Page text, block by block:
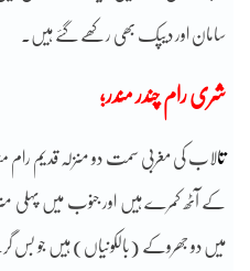
سامان اور دیپک بھی رکھے گئے ہیں۔
شری رام چندر مندر؛
تالاب کی مغربی سمت دو منزلہ قدیم رام
کے آٹھ کمرے ہیں اور جنوب میں پہلی
میں دو جھروکے (بالکونیاں) ہیں جو بس